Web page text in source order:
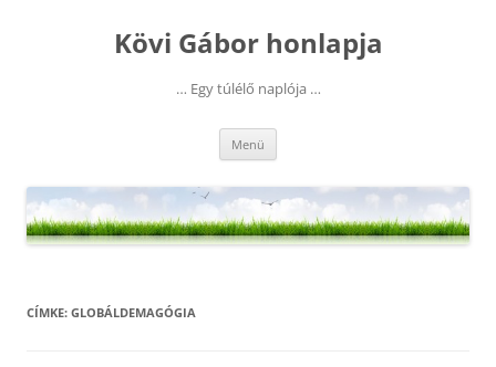
Kövi Gábor honlapja
… Egy túlélő naplója …
Menü
CÍMKE: GLOBÁLDEMAGÓGIA